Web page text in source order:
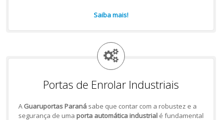
Saiba mais!
Portas de Enrolar Industriais
A Guaruportas Paranásabe que contar com a robustez e a
segurança de uma porta automática industrialé fundamental